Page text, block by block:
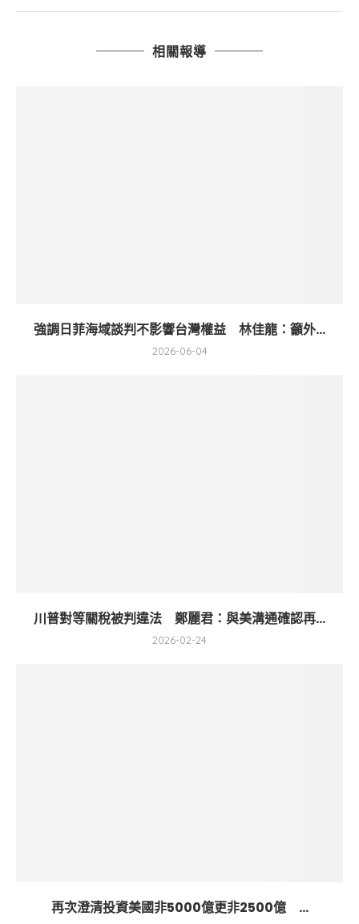
相關報導
強調日菲海域談判不影響台灣權益 林佳龍：籲外...
2026-06-04
川普對等關稅被判違法 鄭麗君：與美溝通確認再...
2026-02-24
再次澄清投資美國非5000億更非2500億 ...